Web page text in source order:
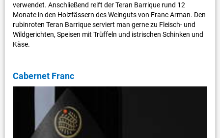
verwendet. Anschließend reift der Teran Barrique rund 12
Monate in den Holzfässern des Weinguts von Franc Arman. Den
rubinroten Teran Barrique serviert man gerne zu Fleisch- und
Wildgerichten, Speisen mit Trüffeln und istrischen Schinken und
Käse.
Cabernet Franc